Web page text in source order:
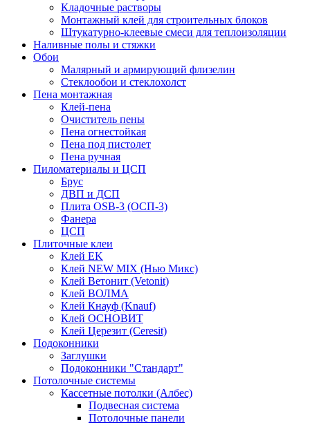
Кладочные растворы
Монтажный клей для строительных блоков
Штукатурно-клеевые смеси для теплоизоляции
Наливные полы и стяжки
Обои
Малярный и армирующий флизелин
Стеклообои и стеклохолст
Пена монтажная
Клей-пена
Очиститель пены
Пена огнестойкая
Пена под пистолет
Пена ручная
Пиломатериалы и ЦСП
Брус
ДВП и ДСП
Плита OSB-3 (ОСП-3)
Фанера
ЦСП
Плиточные клеи
Клей EK
Клей NEW MIX (Нью Микс)
Клей Ветонит (Vetonit)
Клей ВОЛМА
Клей Кнауф (Knauf)
Клей ОСНОВИТ
Клей Церезит (Ceresit)
Подоконники
Заглушки
Подоконники "Стандарт"
Потолочные системы
Кассетные потолки (Албес)
Подвесная система
Потолочные панели